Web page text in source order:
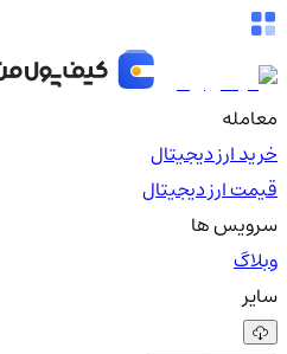
معامله
خرید ارز دیجیتال
قیمت ارز دیجیتال
سرویس ها
وبلاگ
سایر